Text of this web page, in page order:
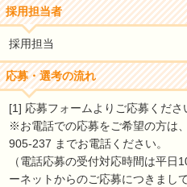
採用担当者
採用担当
応募・選考の流れ
[1] 応募フォームよりご応募くださ
※お電話での応募をご希望の方は
905-237 までお電話ください。
（電話応募の受付対応時間は平
ーネットからのご応募につきまし